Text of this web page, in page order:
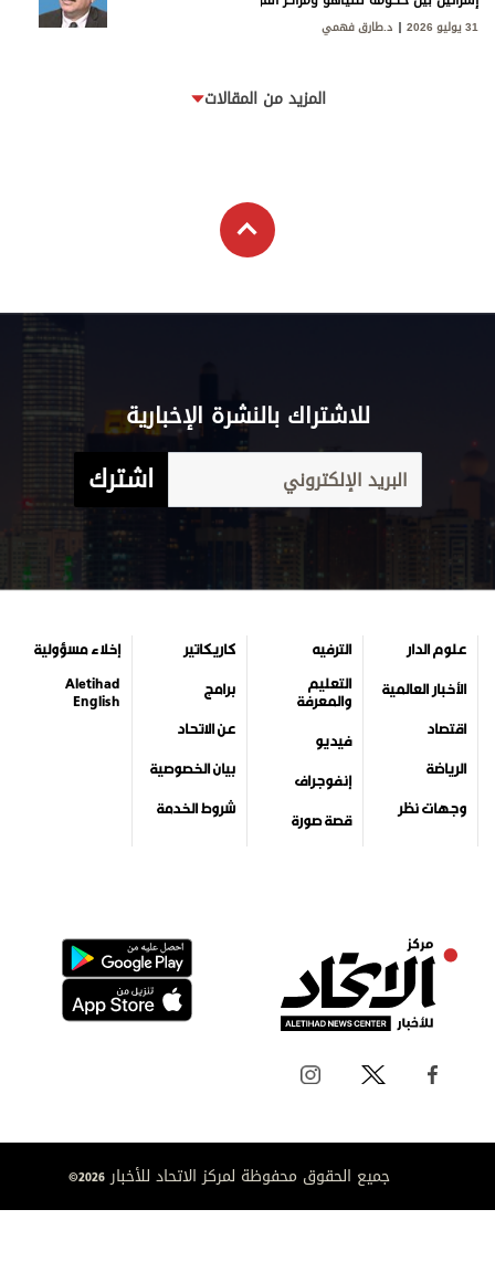
31 يوليو 2026 د.طارق فهمي
المزيد من المقالات
للاشتراك بالنشرة الإخبارية
اشترك
علوم الدار
الأخبار العالمية
اقتصاد
الرياضة
وجهات نظر
الترفيه
التعليم
والمعرفة
فيديو
إنفوجراف
قصة صورة
كاريكاتير
برامج
عن الاتحاد
بيان الخصوصية
شروط الخدمة
إخلاء مسؤولية
Aletihad
English
جميع الحقوق محفوظة لمركز الاتحاد للأخبار 2026©